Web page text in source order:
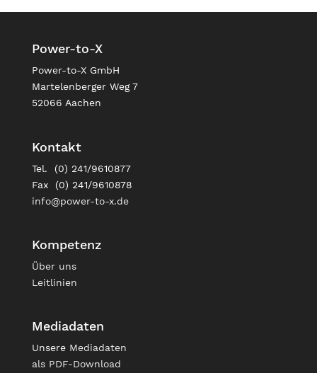
Power-to-X
Power-to-X GmbH
Martelenberger Weg 7
52066 Aachen
Kontakt
Tel. (0) 241/9610877
Fax (0) 241/9610878
info@power-to-x.de
Kompetenz
Über uns
Leitlinien
Mediadaten
Unsere Mediadaten
als PDF-Download